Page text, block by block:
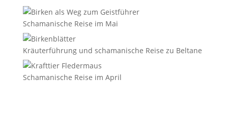
Schamanische Reise im Mai
Kräuterführung und schamanische Reise zu Beltane
Schamanische Reise im April